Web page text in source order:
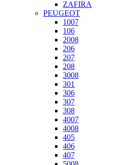
ZAFIRA
PEUGEOT
1007
106
2008
206
207
208
3008
301
306
307
308
4007
4008
405
406
407